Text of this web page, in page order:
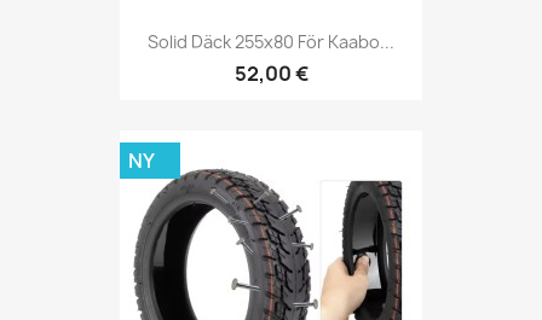
Solid Däck 255x80 För Kaabo...
52,00 €
NY